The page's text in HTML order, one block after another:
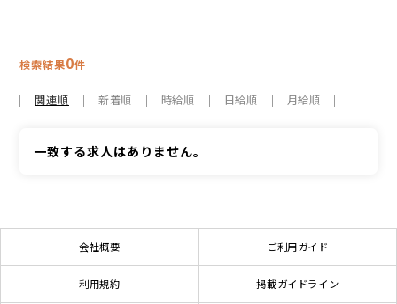
検索結果0件
関連順 新着順 時給順 日給順 月給順
一致する求人はありません。
会社概要 ご利用ガイド
利用規約 掲載ガイドライン